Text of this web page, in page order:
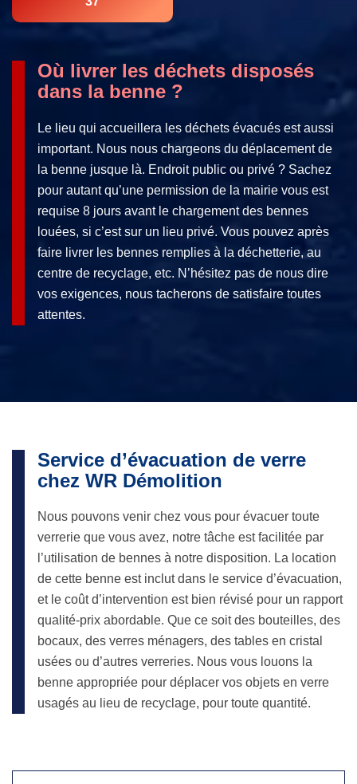
Où livrer les déchets disposés
dans la benne ?
Le lieu qui accueillera les déchets évacués est aussi
important. Nous nous chargeons du déplacement de
la benne jusque là. Endroit public ou privé ? Sachez
pour autant qu’une permission de la mairie vous est
requise 8 jours avant le chargement des bennes
louées, si c’est sur un lieu privé. Vous pouvez après
faire livrer les bennes remplies à la déchetterie, au
centre de recyclage, etc. N’hésitez pas de nous dire
vos exigences, nous tacherons de satisfaire toutes
attentes.
Service d’évacuation de verre
chez WR Démolition
Nous pouvons venir chez vous pour évacuer toute
verrerie que vous avez, notre tâche est facilitée par
l’utilisation de bennes à notre disposition. La location
de cette benne est inclut dans le service d’évacuation,
et le coût d’intervention est bien révisé pour un rapport
qualité-prix abordable. Que ce soit des bouteilles, des
bocaux, des verres ménagers, des tables en cristal
usées ou d’autres verreries. Nous vous louons la
benne appropriée pour déplacer vos objets en verre
usagés au lieu de recyclage, pour toute quantité.